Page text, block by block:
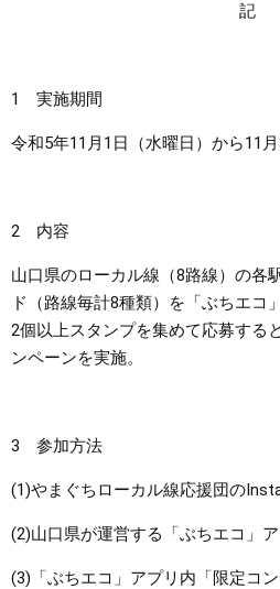
記
1 実施期間
令和5年11月1日（水曜日）から11月
2 内容
山口県のローカル線（8路線）の各
ド（路線毎計8種類）を「ぶちエコ
2個以上スタンプを集めて応募する
ンペーンを実施。
3 参加方法
(1)やまぐちローカル線応援団の
(2)山口県が運営する「ぶちエコ」
(3)「ぶちエコ」アプリ内「限定コ